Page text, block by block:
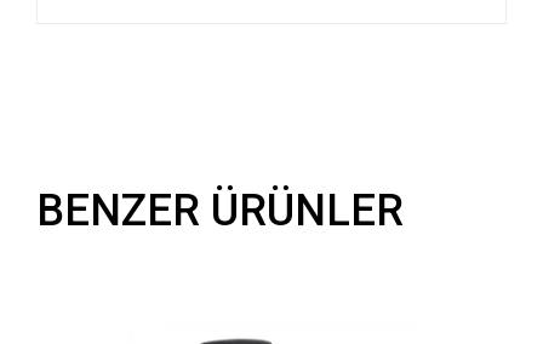
BENZER ÜRÜNLER